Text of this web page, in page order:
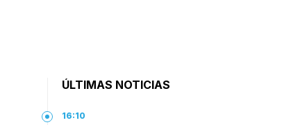
ÚLTIMAS NOTICIAS
16:10